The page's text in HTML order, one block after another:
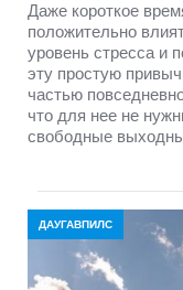
Даже короткое
положительно
уровень стресса и
эту простую
частью
что для нее не
свободные
ДАУГАВПИЛС